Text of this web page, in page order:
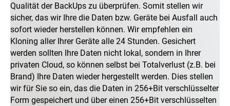
Qualität der BackUps zu überprüfen. Somit stellen wir
sicher, das wir Ihre die Daten bzw. Geräte bei Ausfall auch
sofort wieder herstellen können. Wir empfehlen ein
Kloning aller Ihrer Geräte alle 24 Stunden. Gesichert
werden sollten Ihre Daten nicht lokal, sondern in Ihrer
privaten Cloud, so können selbst bei Totalverlust (z.B. bei
Brand) Ihre Daten wieder hergestellt werden. Dies stellen
wir für Sie so ein, das die Daten in 256+Bit verschlüsselter
Form gespeichert und über einen 256+Bit verschlüsselten